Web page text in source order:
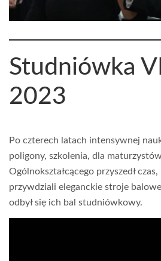
Studniówka
2023
Po czterech latach intensywnej
poligony, szkolenia, dla
Ogólnokształcącego przyszedł
przywdziali eleganckie stroje
odbył się ich bal studniówkowy.